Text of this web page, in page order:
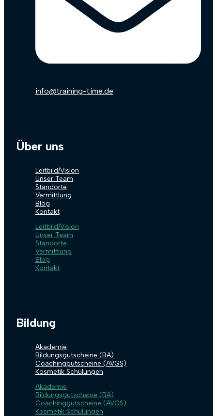
info@training-time.de
Über uns
Leitbild/Vision
Unser Team
Standorte
Vermittlung
Blog
Kontakt
Leitbild/Vision
Unser Team
Standorte
Vermittlung
Blog
Kontakt
Bildung
Akademie
Bildungsgutscheine (BA)
Coachinggutscheine (AVGS)
Kosmetik Schulungen
Akademie
Bildungsgutscheine (BA)
Coachinggutscheine (AVGS)
Kosmetik Schulungen